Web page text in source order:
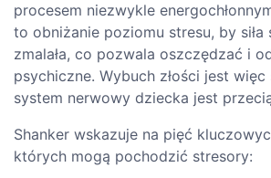
procesem niezwykle
to obniżanie poziomu stresu, by siła
zmalała, co pozwala oszczędzać i
psychiczne. Wybuch złości jest więc
system nerwowy dziecka jest
Shanker wskazuje na pięć
których mogą pochodzić stresory: